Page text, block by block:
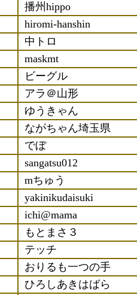
播州hippo
hiromi-hanshin
中トロ
maskmt
ビーグル
アラ＠山形
ゆうきゃん
ながちゃん埼玉県
でぼ
sangatsu012
mちゅう
yakinikudaisuki
ichi@mama
もとまさ３
テッチ
おりるも一つの手
ひろしあきはばら